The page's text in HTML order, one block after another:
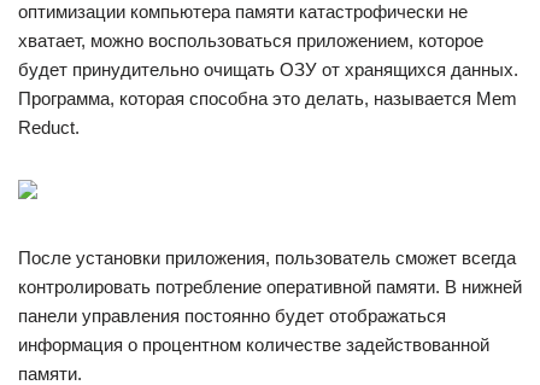
оптимизации компьютера памяти катастрофически не
хватает, можно воспользоваться приложением, которое
будет принудительно очищать ОЗУ от хранящихся данных.
Программа, которая способна это делать, называется Mem
Reduct.
После установки приложения, пользователь сможет всегда
контролировать потребление оперативной памяти. В нижней
панели управления постоянно будет отображаться
информация о процентном количестве задействованной
памяти.